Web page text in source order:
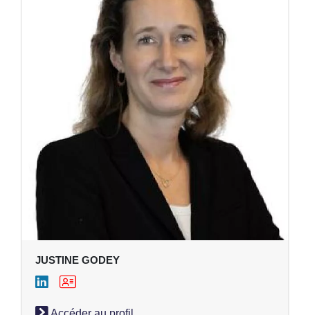
JUSTINE GODEY